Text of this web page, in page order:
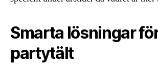
Smarta lösningar
partytält